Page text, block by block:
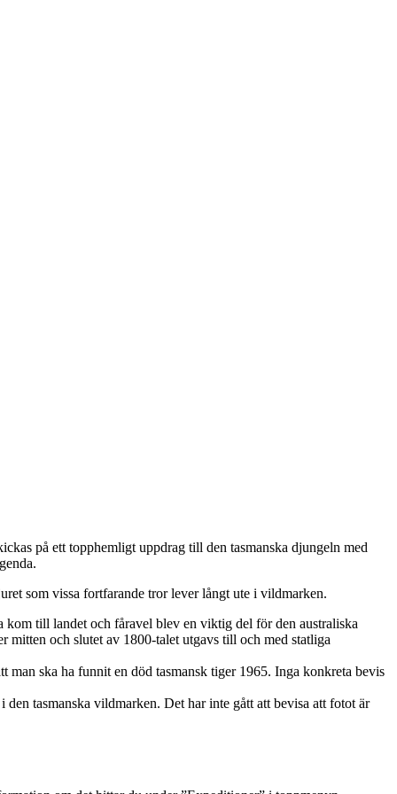
på ett topphemligt uppdrag till den tasmanska djungeln med
som vissa fortfarande tror lever långt ute i vildmarken.
kom till landet och fåravel blev en viktig del för den australiska
mitten och slutet av 1800-talet utgavs till och med statliga
man ska ha funnit en död tasmansk tiger 1965. Inga konkreta bevis
tasmanska vildmarken. Det har inte gått att bevisa att fotot är